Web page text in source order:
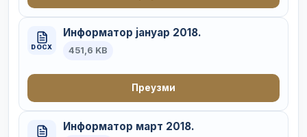
DOCX
Информатор јануар 2018.
451,6 KB
Преузми
Информатор март 2018.